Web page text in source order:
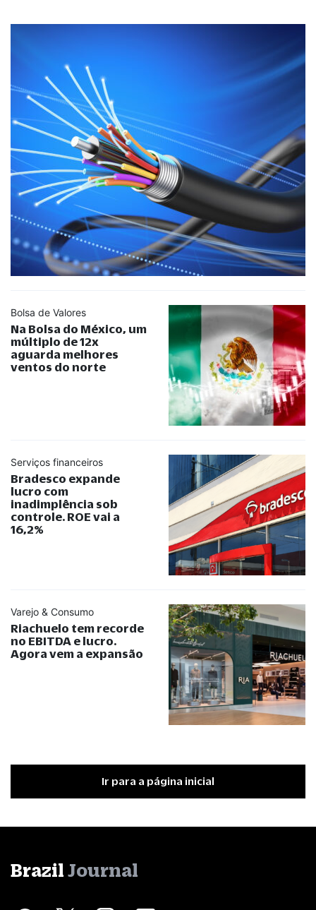
Bolsa de Valores
Na Bolsa do México, um
múltiplo de 12x
aguarda melhores
ventos do norte
Serviços financeiros
Bradesco expande
lucro com
inadimplência sob
controle. ROE vai a
16,2%
Varejo & Consumo
Riachuelo tem recorde
no EBITDA e lucro.
Agora vem a expansão
Ir para a página inicial
Brazil Journal